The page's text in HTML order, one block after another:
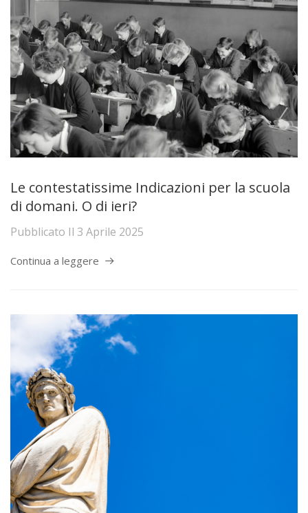
Le contestatissime Indicazioni per la scuola
di domani. O di ieri?
Pubblicato Il 3 Aprile 2025
Continua a leggere